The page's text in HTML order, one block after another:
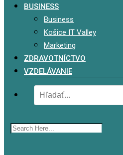
BUSINESS
Business
Košice IT Valley
Marketing
ZDRAVOTNÍCTVO
VZDELÁVANIE